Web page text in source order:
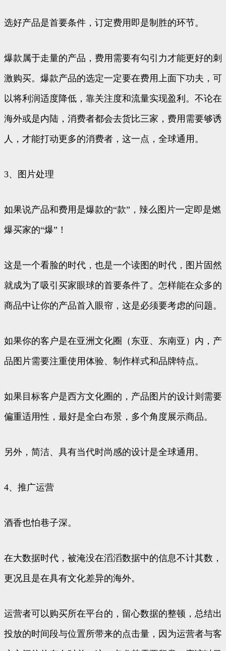
选好产品是首要条件，订定费用即是制胜的环节。
爆款属于走量的产品，费用需要有勾引力才能更好的刺
激购买。爆款产品的选定一定要在费用上面下功夫，可
以将利润适度降低，靠关注度和流量实现盈利。不论在
海外或是内陆，消费者都会去货比三家，费用需要够诱
人，才能打动更多的消费者，这一点，全球通用。
3、图片处理
如果说产品和费用是爆款的“款”，辣么图片一定即是燃
爆买家的“爆”！
这是一个看脸的时代，也是一个读图的时代，图片固然
就成为了吸引买家眼球的首要条件了。怎样能在众多的
商品中让你的产品首入眼帘，这是必须要考虑的问题。
如果你的客户是在亚洲文化圈（东亚、东南亚）内，产
品图片需要注重使用体验、制作样式和品牌特点。
如果目标客户是西方文化圈的，产品图片的设计则需要
偏重适用性，最好是全白布景，多个角度展示商品。
另外，简洁、具有当代时尚感的设计是全球通用。
4、推广运营
酒香也怕巷子深。
在大数据时代，被淹没在滔滔数据中的信息不计其数，
更况且是在具有文化差异的海外。
运营者可以购买所在平台的，留心数据的整顿，总结出
投放的时间段与位置所带来的点击量，因为运营者与客